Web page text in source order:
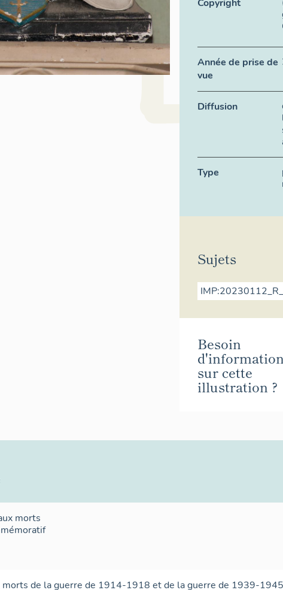
Copyright
Année de prise de
vue
Diffusion
Type
Sujets
Besoin
sur cette
illustration ?
morts
morts de la guerre de 1914-1918 et de la guerre de 1939-